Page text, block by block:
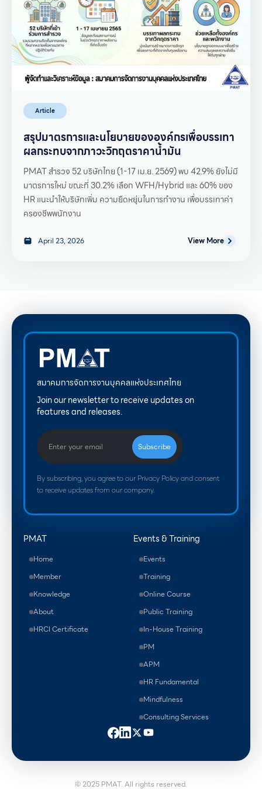
Article
สรุปมาตรการและนโยบายขององค์กรเพื่อบรรเทา
ผลกระทบจากภาวะวิกฤตราคาน้ำมัน
PMAT สำรวจ 52 บริษัทไทย (1-17 เม.ย. 2569) พบ 42.9% ยังไม่มี
มาตรการใหม่ ขณะที่ 30.2% เลือก WFH/Hybrid และ 60% ของ
HR แนะนำให้บริษัทเพิ่ม ความยืดหยุ่นในการทำงาน เพื่อบรรเทาค่า
ครองชีพพนักงาน
April 23, 2026 View More
สมาคมการจัดการงานบุคคลแห่งประเทศไทย
Join our newsletter to receive updates on
features and releases.
By subscribing, you agree to our Privacy Policy and consent
to receive updates from our company.
PMAT
Home
Member
Knowledge
About
HRCI Certificate
Events & Training
Events
Training
Online Course
Public Training
In-House Training
PM
APM
HR Fundamental
Mindfulness
Consulting Services
© 2025 PMAT. All rights reserved.